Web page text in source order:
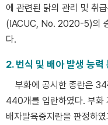
에 관련된 닭의 관리 및 취
(IACUC, No. 2020-5)의
다.
2. 번식 및 배아 발생 능력
부화에 공시한 종란은
440개를 입란하였다. 부화
배자발육중지란을 판정하